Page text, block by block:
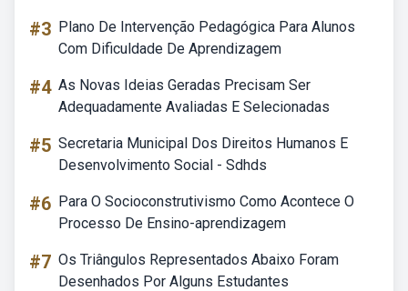
#3 Plano De Intervenção Pedagógica Para Alunos
Com Dificuldade De Aprendizagem
#4 As Novas Ideias Geradas Precisam Ser
Adequadamente Avaliadas E Selecionadas
#5 Secretaria Municipal Dos Direitos Humanos E
Desenvolvimento Social - Sdhds
#6 Para O Socioconstrutivismo Como Acontece O
Processo De Ensino-aprendizagem
#7 Os Triângulos Representados Abaixo Foram
Desenhados Por Alguns Estudantes